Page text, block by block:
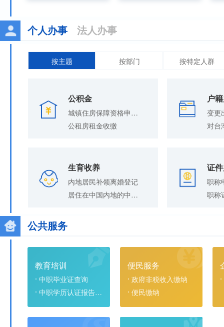
个人办事 法人办事
按主题 按部门 按特定人群
公积金
城镇住房保障资格申请退出
公租房租金收缴
户
变更
生育收养
内地居民补领离婚登记
居住在中国内地的中国公民在内地补领解除收养关系证明
证
职称
公共服务
教育培训
中职毕业证查询
中职学历认证报告查询
便民服务
政府非税收入缴纳
便民缴纳